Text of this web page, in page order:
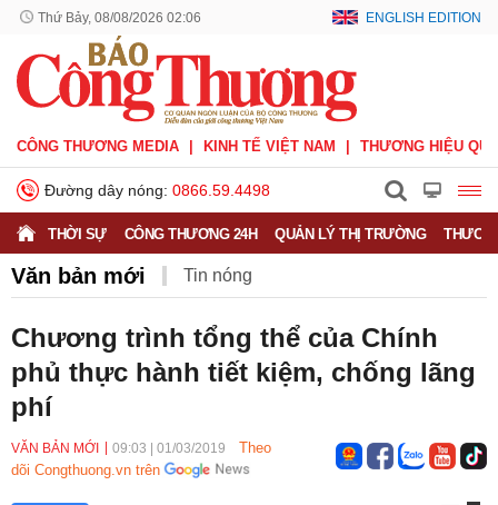
Thứ Bảy, 08/08/2026 02:06 ENGLISH EDITION
CÔNG THƯƠNG MEDIA KINH TẾ VIỆT NAM THƯƠNG HIỆU
Đường dây nóng: 0866.59.4498
THỜI SỰ CÔNG THƯƠNG 24H QUẢN LÝ THỊ TRƯỜNG
Văn bản mới Tin nóng
Chương trình tổng thể của Chính
phủ thực hành tiết kiệm, chống lãng
phí
VĂN BẢN MỚI 09:03 01/03/2019
Theo
dõi Congthuong.vn trên